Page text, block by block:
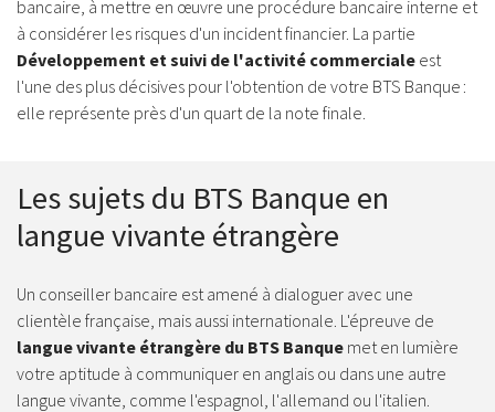
bancaire, à mettre en œuvre une procédure bancaire interne et
à considérer les risques d'un incident financier. La partie
Développement et suivi de l'activité commerciale est
l'une des plus décisives pour l'obtention de votre BTS Banque :
elle représente près d'un quart de la note finale.
Les sujets du BTS Banque en
langue vivante étrangère
Un conseiller bancaire est amené à dialoguer avec une
clientèle française, mais aussi internationale. L'épreuve de
langue vivante étrangère du BTS Banque met en lumière
votre aptitude à communiquer en anglais ou dans une autre
langue vivante, comme l'espagnol, l'allemand ou l'italien.